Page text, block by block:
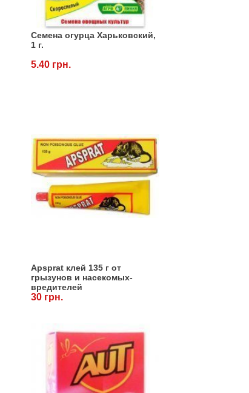
Семена огурца Харьковский,
1 г.
5.40 грн.
Apsprat клей 135 г от
грызунов и насекомых-
вредителей
30 грн.